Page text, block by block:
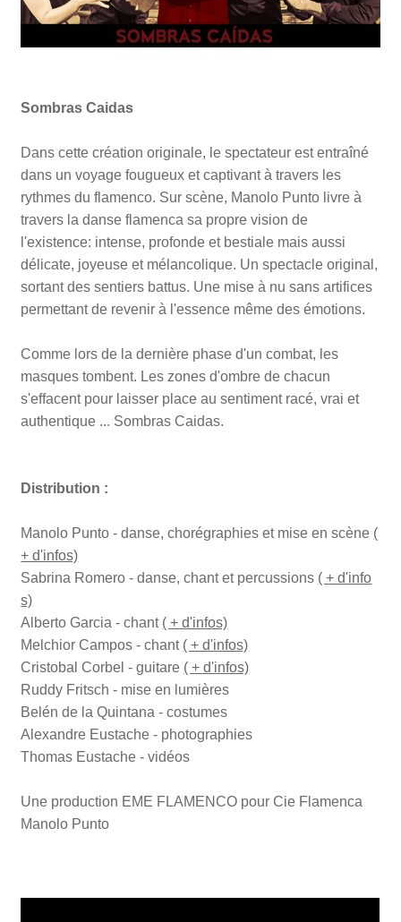
Sombras Caidas
Dans cette création originale, le spectateur est entraîné
dans un voyage fougueux et captivant à travers les
rythmes du flamenco. Sur scène, Manolo Punto livre à
travers la danse flamenca sa propre vision de
l'existence: intense, profonde et bestiale mais aussi
délicate, joyeuse et mélancolique. Un spectacle original,
sortant des sentiers battus. Une mise à nu sans artifices
permettant de revenir à l'essence même des émotions.
Comme lors de la dernière phase d'un combat, les
masques tombent. Les zones d'ombre de chacun
s'effacent pour laisser place au sentiment racé, vrai et
authentique ... Sombras Caidas.
Distribution :
Manolo Punto - danse, chorégraphies et mise en scène (
+ d'infos)
Sabrina Romero - danse, chant et percussions ( + d'info
s)
Alberto Garcia - chant ( + d'infos)
Melchior Campos - chant ( + d'infos)
Cristobal Corbel - guitare ( + d'infos)
Ruddy Fritsch - mise en lumières
Belén de la Quintana - costumes
Alexandre Eustache - photographies
Thomas Eustache - vidéos
Une production EME FLAMENCO pour Cie Flamenca
Manolo Punto